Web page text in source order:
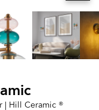
| Hill Ceramic ®